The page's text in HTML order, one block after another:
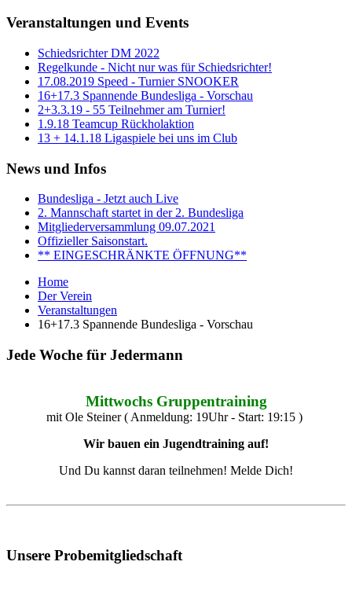
Veranstaltungen und Events
Schiedsrichter DM 2022
Regelkunde - Nicht nur was für Schiedsrichter!
17.08.2019 Speed - Turnier SNOOKER
16+17.3 Spannende Bundesliga - Vorschau
2+3.3.19 - 55 Teilnehmer am Turnier!
1.9.18 Teamcup Rückholaktion
13 + 14.1.18 Ligaspiele bei uns im Club
News und Infos
Bundesliga - Jetzt auch Live
2. Mannschaft startet in der 2. Bundesliga
Mitgliederversammlung 09.07.2021
Offizieller Saisonstart.
** EINGESCHRÄNKTE ÖFFNUNG**
Home
Der Verein
Veranstaltungen
16+17.3 Spannende Bundesliga - Vorschau
Jede Woche für Jedermann
Mittwochs Gruppentraining
mit Ole Steiner ( Anmeldung: 19Uhr - Start: 19:15 )
Wir bauen ein Jugendtraining auf!
Und Du kannst daran teilnehmen! Melde Dich!
Unsere Probemitgliedschaft